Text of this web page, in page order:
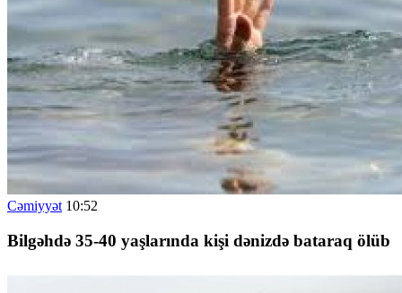
Cəmiyyət 10:52
Bilgəhdə 35-40 yaşlarında kişi dənizdə bataraq ölüb